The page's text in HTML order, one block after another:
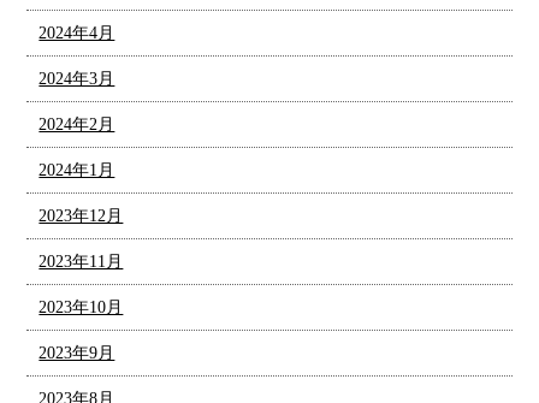
2024年4月
2024年3月
2024年2月
2024年1月
2023年12月
2023年11月
2023年10月
2023年9月
2023年8月